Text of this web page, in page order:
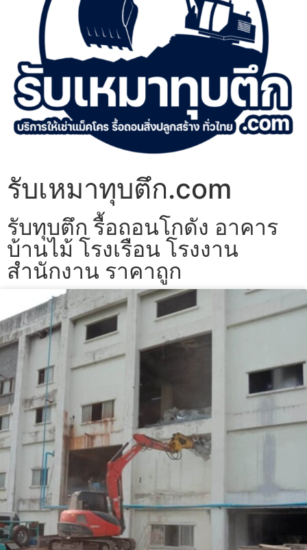
รับเหมาทุบตึก.com
รับทุบตึก รื้อถอนโกดัง อาคาร
บ้านไม้ โรงเรือน โรงงาน
สำนักงาน ราคาถูก